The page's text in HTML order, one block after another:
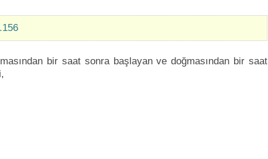
bir saat sonra başlayan ve doğmasından bir saat